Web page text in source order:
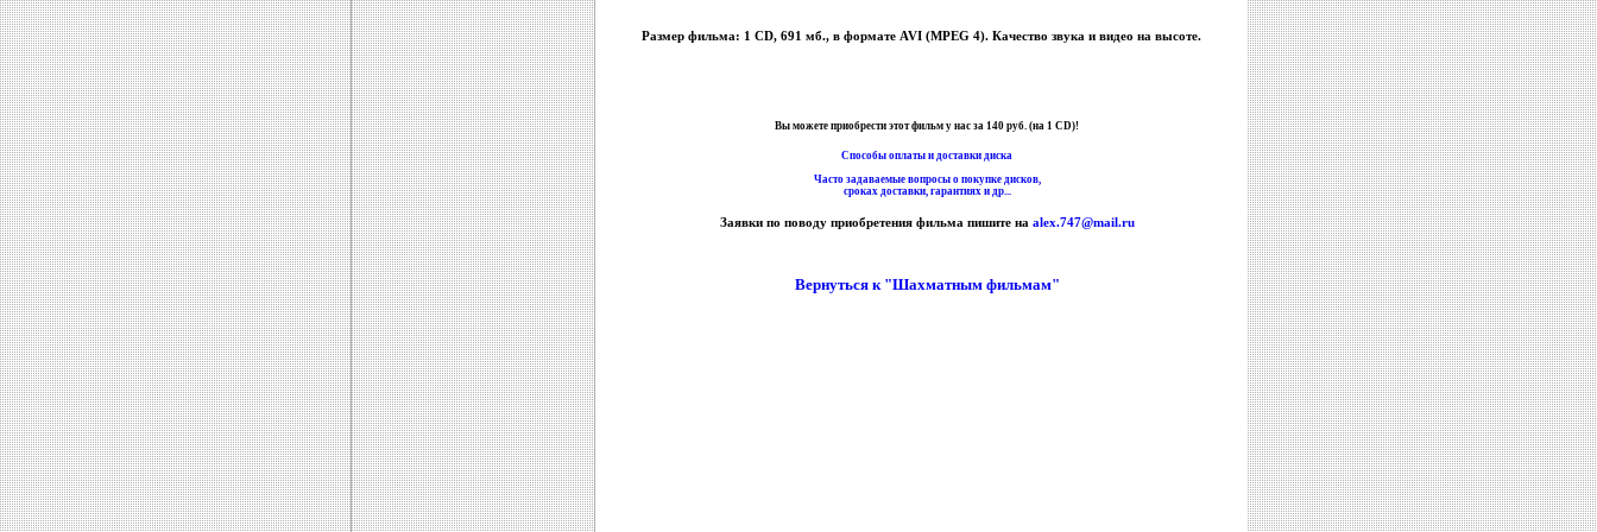
Размер фильма: 1 CD, 691 мб., в формате AVI (MPEG 4). Качество звука и видео на высоте.
Вы можете приобрести этот фильм у нас за 140 руб. (на 1 CD)!
Способы оплаты и доставки диска
Часто задаваемые вопросы о покупке дисков,
сроках доставки, гарантиях и др...
Заявки по поводу приобретения фильма пишите на alex.747@mail.ru
Вернуться к "Шахматным фильмам"